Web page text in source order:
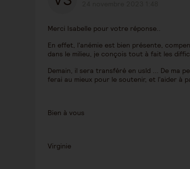
Merci Isabelle pour votre réponse..
En effet, l'anémie est bien présente,
dans le milieu, je conçois tout à fait les
Demain, il sera transféré en usld ... De ma
ferai au mieux pour le soutenir, et l'aider à
Bien à vous
Virginie